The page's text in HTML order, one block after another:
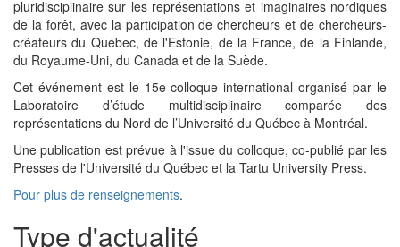
pluridisciplinaire sur les représentations et imaginaires nordiques
de la forêt, avec la participation de chercheurs et de chercheurs-
créateurs du Québec, de l'Estonie, de la France, de la Finlande,
du Royaume-Uni, du Canada et de la Suède.
Cet événement est le 15e colloque international organisé par le
Laboratoire d’étude multidisciplinaire comparée des
représentations du Nord de l’Université du Québec à Montréal.
Une publication est prévue à l'issue du colloque, co-publié par les
Presses de l'Université du Québec et la Tartu University Press.
Pour plus de renseignements.
Type d'actualité